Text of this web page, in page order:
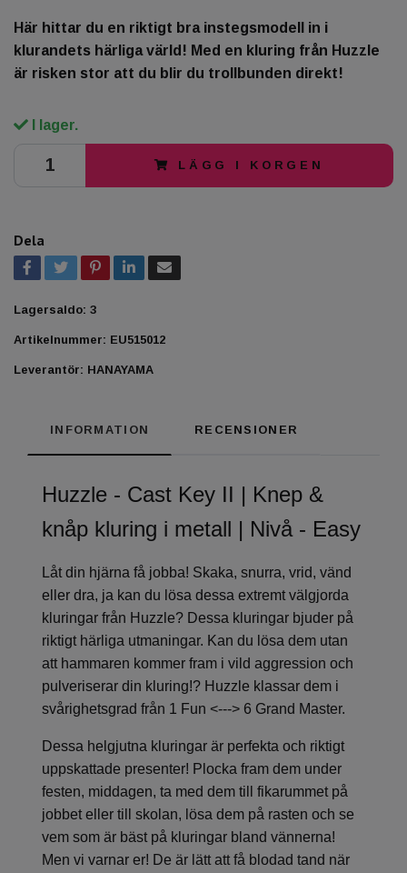
Här hittar du en riktigt bra instegsmodell in i
klurandets härliga värld! Med en kluring från Huzzle
är risken stor att du blir du trollbunden direkt!
I lager.
LÄGG I KORGEN
Dela
Lagersaldo: 3
Artikelnummer: EU515012
Leverantör: HANAYAMA
INFORMATION RECENSIONER
Huzzle - Cast Key II | Knep &
knåp kluring i metall | Nivå - Easy
Låt din hjärna få jobba! Skaka, snurra, vrid, vänd
eller dra, ja kan du lösa dessa extremt välgjorda
kluringar från Huzzle? Dessa kluringar bjuder på
riktigt härliga utmaningar. Kan du lösa dem utan
att hammaren kommer fram i vild aggression och
pulveriserar din kluring!? Huzzle klassar dem i
svårighetsgrad från 1 Fun <---> 6 Grand Master.
Dessa helgjutna kluringar är perfekta och riktigt
uppskattade presenter! Plocka fram dem under
festen, middagen, ta med dem till fikarummet på
jobbet eller till skolan, lösa dem på rasten och se
vem som är bäst på kluringar bland vännerna!
Men vi varnar er! De är lätt att få blodad tand när